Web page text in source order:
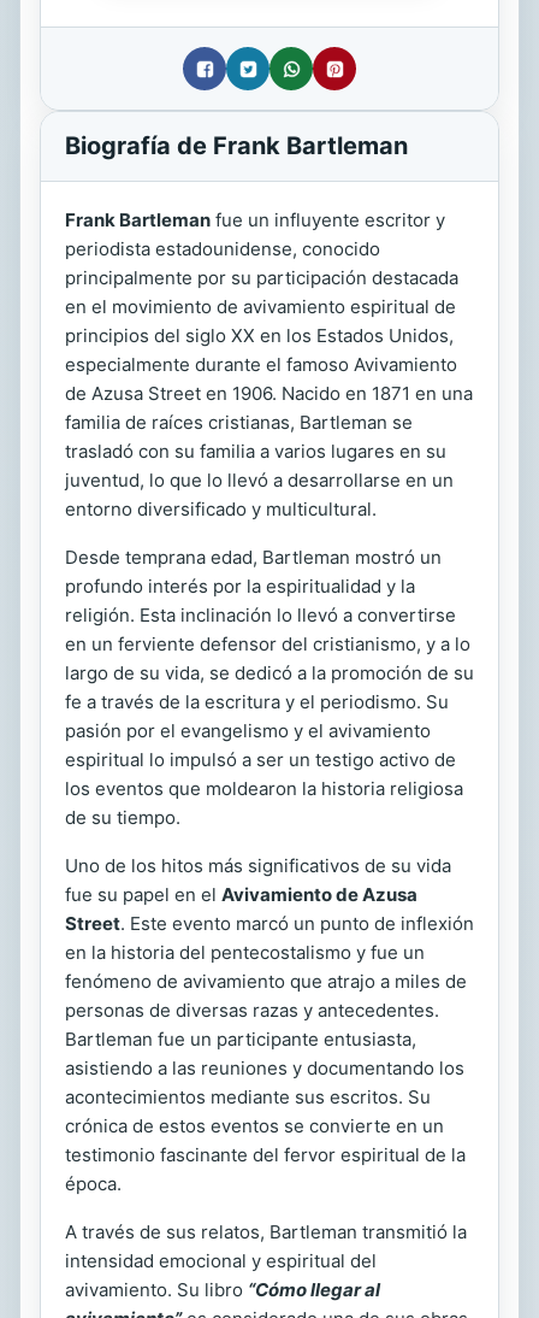
Biografía de Frank Bartleman
Frank Bartleman fue un influyente escritor y
periodista estadounidense, conocido
principalmente por su participación destacada
en el movimiento de avivamiento espiritual de
principios del siglo XX en los Estados Unidos,
especialmente durante el famoso Avivamiento
de Azusa Street en 1906. Nacido en 1871 en una
familia de raíces cristianas, Bartleman se
trasladó con su familia a varios lugares en su
juventud, lo que lo llevó a desarrollarse en un
entorno diversificado y multicultural.
Desde temprana edad, Bartleman mostró un
profundo interés por la espiritualidad y la
religión. Esta inclinación lo llevó a convertirse
en un ferviente defensor del cristianismo, y a lo
largo de su vida, se dedicó a la promoción de su
fe a través de la escritura y el periodismo. Su
pasión por el evangelismo y el avivamiento
espiritual lo impulsó a ser un testigo activo de
los eventos que moldearon la historia religiosa
de su tiempo.
Uno de los hitos más significativos de su vida
fue su papel en el Avivamiento de Azusa
Street. Este evento marcó un punto de inflexión
en la historia del pentecostalismo y fue un
fenómeno de avivamiento que atrajo a miles de
personas de diversas razas y antecedentes.
Bartleman fue un participante entusiasta,
asistiendo a las reuniones y documentando los
acontecimientos mediante sus escritos. Su
crónica de estos eventos se convierte en un
testimonio fascinante del fervor espiritual de la
época.
A través de sus relatos, Bartleman transmitió la
intensidad emocional y espiritual del
avivamiento. Su libro “Cómo llegar al